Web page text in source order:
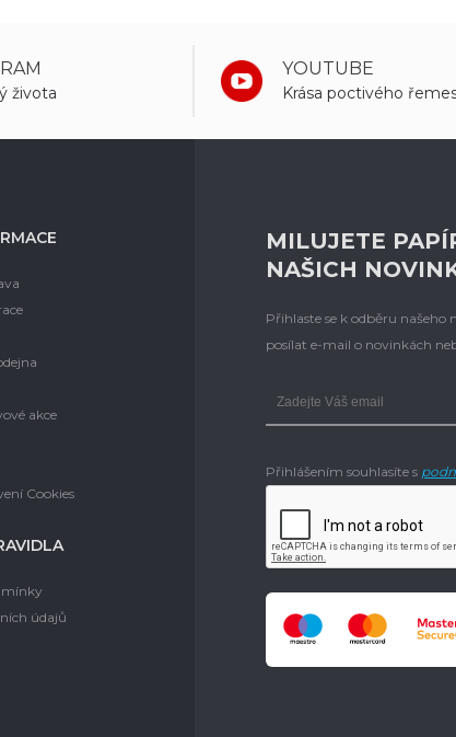
života
YOUTUBE
Krása poctivého
akce
Cookies
údajů
MILUJETE
NAŠICH
Přihlaste se k odběru
posílat e-mail o novinkách
Přihlášením souhlasíte s